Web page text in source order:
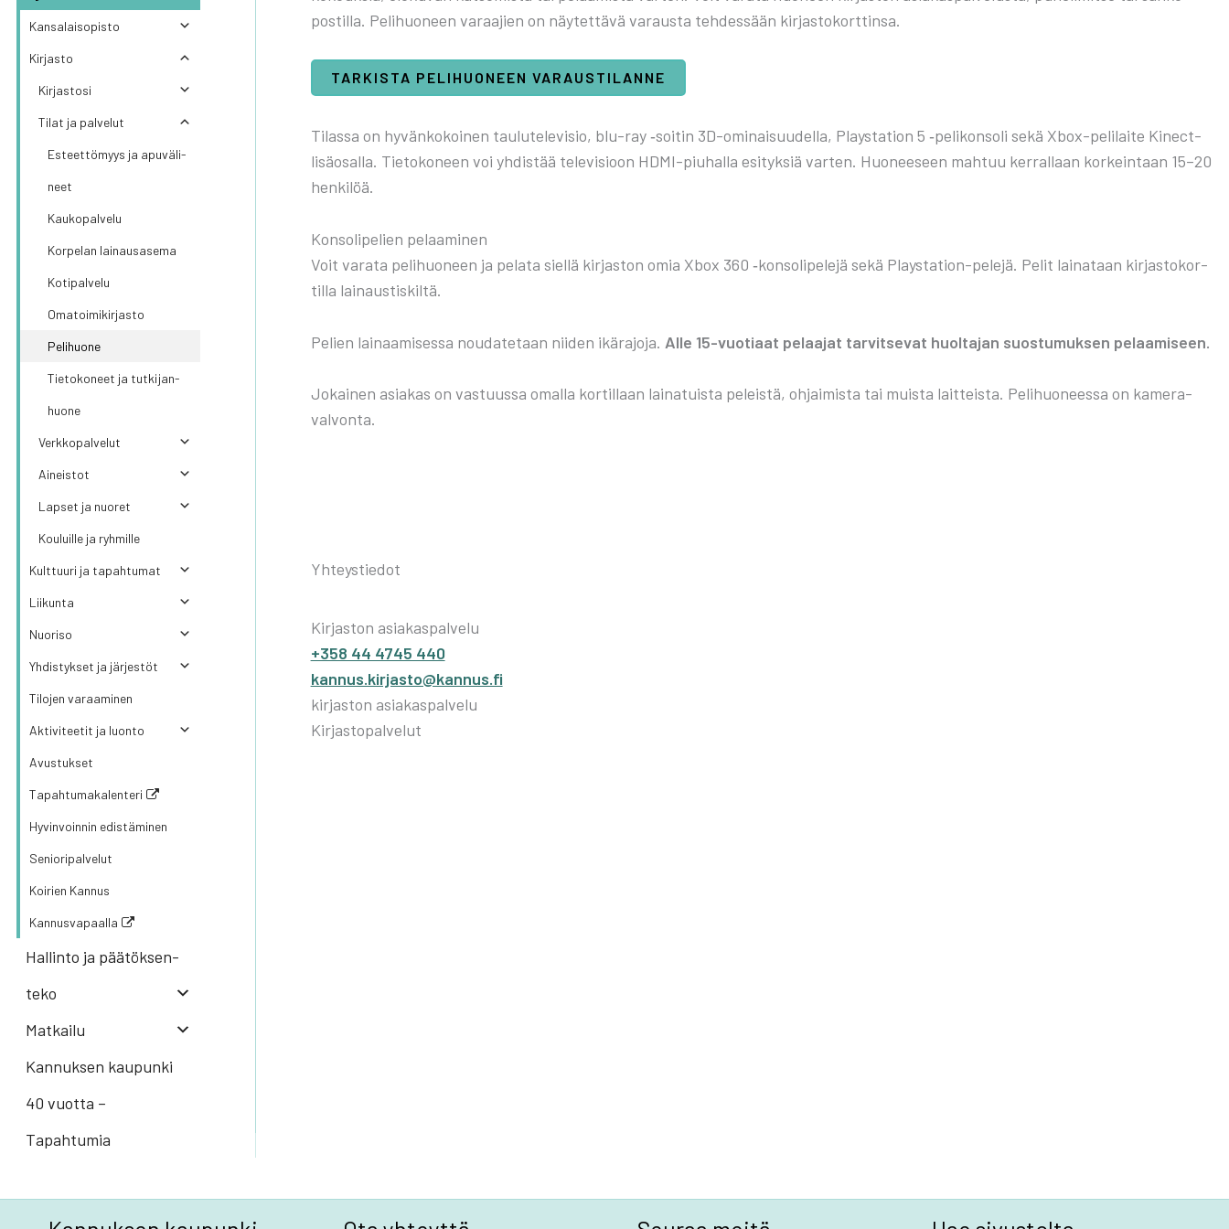
Kan­sa­lais­opis­to
Kir­jas­to
Kir­jas­to­si
Tilat ja pal­ve­lut
Esteet­tö­myys ja apu­vä­li­
neet
Kau­ko­pal­ve­lu
Kor­pe­lan lai­naus­a­se­ma
Koti­pal­ve­lu
Oma­toi­mi­kir­jas­to
Peli­huo­ne
Tie­to­ko­neet ja tut­ki­jan­
huo­ne
Verk­ko­pal­ve­lut
Aineis­tot
Lap­set ja nuo­ret
Kou­luil­le ja ryh­mil­le
Kult­tuu­ri ja tapah­tu­mat
Lii­kun­ta
Nuo­ri­so
Yhdis­tyk­set ja jär­jes­töt
Tilo­jen varaa­mi­nen
Akti­vi­tee­tit ja luon­to
Avus­tuk­set
Tapahtumakalenteri
Hyvin­voin­nin edis­tä­mi­nen
Senio­ri­pal­ve­lut
Koi­rien Kan­nus
Kannusvapaalla
Hal­lin­to ja pää­tök­sen­
te­ko
Mat­kai­lu
Kannuksen kaupunki
40 vuotta –
Tapahtumia
pos­til­la. Peli­huo­neen varaa­jien on näy­tet­tä­vä varaus­ta teh­des­sään kir­jas­to­kort­tin­sa.
TAR­KIS­TA PELI­HUO­NEEN VARAUS­TI­LAN­NE
Tilas­sa on hyvän­ko­koi­nen tau­lu­te­le­vi­sio, blu-ray ‑soi­tin 3D-omi­nai­suu­del­la, Plays­ta­tion 5 ‑peli­kon­so­li sekä Xbox-peli­lai­te Kinect-
lisä­osal­la. Tie­to­ko­neen voi yhdis­tää tele­vi­sioon HDMI-piu­hal­la esi­tyk­siä var­ten. Huo­nee­seen mah­tuu ker­ral­laan kor­kein­taan 15–20
hen­ki­löä.
Kon­so­li­pe­lien pelaa­mi­nen
Voit vara­ta peli­huo­neen ja pela­ta siel­lä kir­jas­ton omia Xbox 360 ‑kon­so­li­pe­le­jä sekä Plays­ta­tion-pele­jä. Pelit lai­na­taan kir­jas­to­kor­
til­la lai­naus­tis­kil­tä.
Pelien lai­naa­mi­ses­sa nou­da­te­taan nii­den ikä­ra­jo­ja. Alle 15-vuo­ti­aat pelaa­jat tar­vit­se­vat huol­ta­jan suos­tu­muk­sen pelaa­mi­seen.
Jokai­nen asia­kas on vas­tuus­sa omal­la kor­til­laan lai­na­tuis­ta peleis­tä, ohjai­mis­ta tai muis­ta lait­teis­ta. Peli­huo­nees­sa on kame­ra­
val­von­ta.
Yhteystiedot
Kirjaston asiakaspalvelu
+358 44 4745 440
kannus.kirjasto@kannus.fi
kirjaston asiakaspalvelu
Kirjastopalvelut